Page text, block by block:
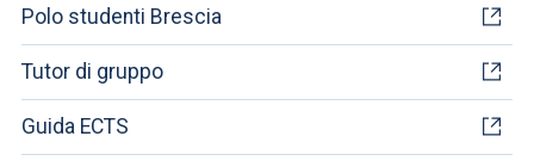
Polo studenti Brescia
Tutor di gruppo
Guida ECTS